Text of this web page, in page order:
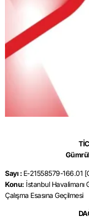
Sayı : E-21558579-166.01
Konu: İstanbul
Çalışma Esasına Geçilmesi